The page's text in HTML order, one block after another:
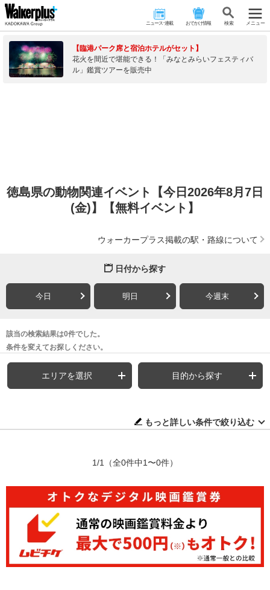
ニュース･連載 おでかけ情報 検 索 メニュー
【臨港パーク席と宿泊ホテルがセット】
花火を間近で堪能できる！「みなとみらいフェスティバ
ル」鑑賞ツアーを販売中
徳島県の動物関連イベント【今日2026年8月7日
(金)】【無料イベント】
ウォーカープラス掲載の駅・路線について
日付から探す
今日 明日 今週末
該当の検索結果は0件でした。
条件を変えてお探しください。
エリアを選択 目的から探す
もっと詳しい条件で絞り込む
1/1 （全0件中1〜0件）